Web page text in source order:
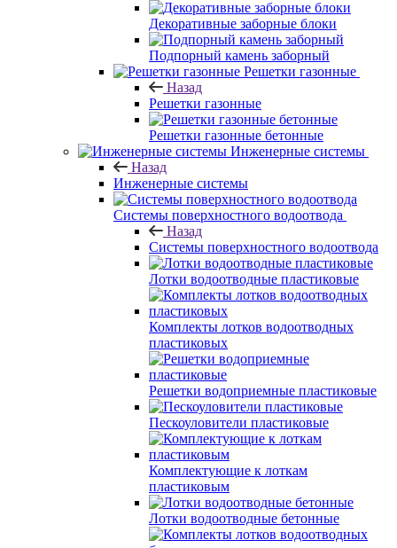
Декоративные заборные блоки
Подпорный камень заборный
Решетки газонные
Назад
Решетки газонные
Решетки газонные бетонные
Инженерные системы
Назад
Инженерные системы
Системы поверхностного водоотвода
Назад
Системы поверхностного водоотвода
Лотки водоотводные пластиковые
Комплекты лотков водоотводных
пластиковых
Решетки водоприемные пластиковые
Пескоуловители пластиковые
Комплектующие к лоткам
пластиковым
Лотки водоотводные бетонные